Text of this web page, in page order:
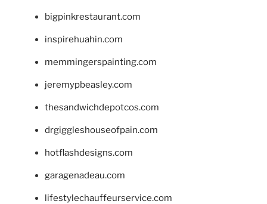
bigpinkrestaurant.com
inspirehuahin.com
memmingerspainting.com
jeremypbeasley.com
thesandwichdepotcos.com
drgiggleshouseofpain.com
hotflashdesigns.com
garagenadeau.com
lifestylechauffeurservice.com